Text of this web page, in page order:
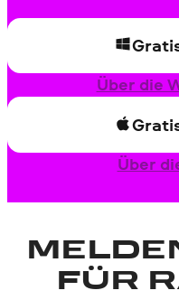
Über die
Über
FÜR